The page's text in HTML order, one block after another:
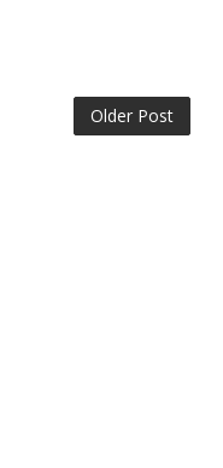
Older Post